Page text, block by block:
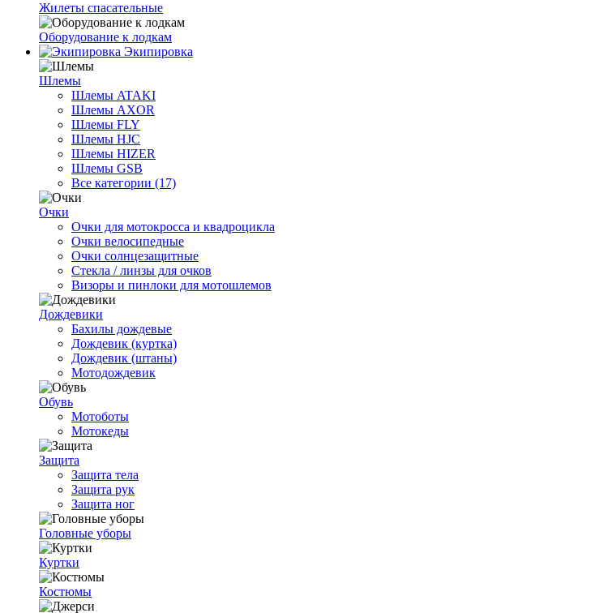
Жилеты спасательные
Оборудование к лодкам
Экипировка
Шлемы
Шлемы ATAKI
Шлемы AXOR
Шлемы FLY
Шлемы HJC
Шлемы HIZER
Шлемы GSB
Все категории (17)
Очки
Очки для мотокросса и квадроцикла
Очки велосипедные
Очки солнцезащитные
Стекла / линзы для очков
Визоры и пинлоки для мотошлемов
Дождевики
Бахилы дождевые
Дождевик (куртка)
Дождевик (штаны)
Мотодождевик
Обувь
Мотоботы
Мотокеды
Защита
Защита тела
Защита рук
Защита ног
Головные уборы
Куртки
Костюмы